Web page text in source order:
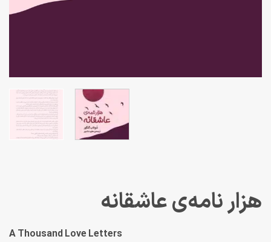
هزار نامه‌ی عاشقانه
A Thousand Love Letters